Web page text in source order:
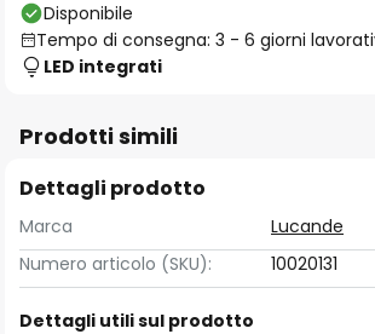
Disponibile
Tempo di consegna: 3 - 6 giorni
LED integrati
Prodotti simili
Dettagli prodotto
Marca
Lucande
Numero articolo (SKU):
10020131
Dettagli utili sul prodotto